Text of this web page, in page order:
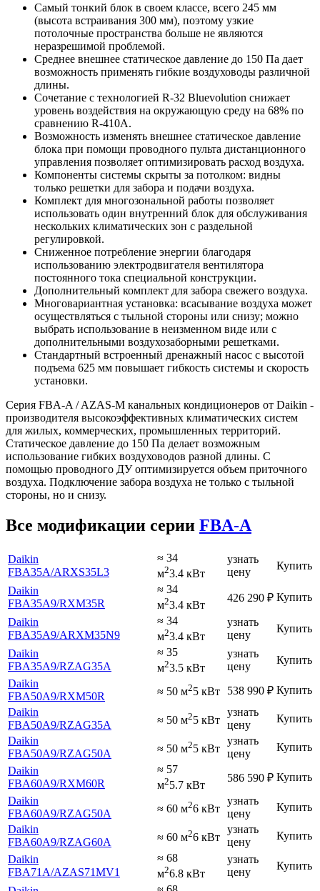
Самый тонкий блок в своем классе, всего 245 мм
(высота встраивания 300 мм), поэтому узкие
потолочные пространства больше не являются
неразрешимой проблемой.
Среднее внешнее статическое давление до 150 Па дает
возможность применять гибкие воздуховоды различной
длины.
Сочетание с технологией R-32 Bluevolution снижает
уровень воздействия на окружающую среду на 68% по
сравнению R-410A.
Возможность изменять внешнее статическое давление
блока при помощи проводного пульта дистанционного
управления позволяет оптимизировать расход воздуха.
Компоненты системы скрыты за потолком: видны
только решетки для забора и подачи воздуха.
Комплект для многозональной работы позволяет
использовать один внутренний блок для обслуживания
нескольких климатических зон с раздельной
регулировкой.
Сниженное потребление энергии благодаря
использованию электродвигателя вентилятора
постоянного тока специальной конструкции.
Дополнительный комплект для забора свежего воздуха.
Многовариантная установка: всасывание воздуха может
осуществляться с тыльной стороны или снизу; можно
выбрать использование в неизменном виде или с
дополнительными воздухозаборными решетками.
Стандартный встроенный дренажный насос с высотой
подъема 625 мм повышает гибкость системы и скорость
установки.
Серия FBA-A / AZAS-M канальных кондиционеров от Daikin -
производителя высокоэффективных климатических систем
для жилых, коммерческих, промышленных территорий.
Статическое давление до 150 Па делает возможным
использование гибких воздуховодов разной длины. С
помощью проводного ДУ оптимизируется объем приточного
воздуха. Подключение забора воздуха не только с тыльной
стороны, но и снизу.
Все модификации серии FBA-A
Daikin
FBA35A/ARXS35L3
≈ 34
м23.4 кВт
узнать
цену
Купить
Daikin
FBA35A9/RXM35R
≈ 34
м23.4 кВт
426 290 ₽ Купить
Daikin
FBA35A9/ARXM35N9
≈ 34
м23.4 кВт
узнать
цену
Купить
Daikin
FBA35A9/RZAG35A
≈ 35
м23.5 кВт
узнать
цену
Купить
Daikin
FBA50A9/RXM50R ≈ 50 м25 кВт 538 990 ₽ Купить
Daikin
FBA50A9/RZAG35A ≈ 50 м25 кВт
узнать
цену
Купить
Daikin
FBA50A9/RZAG50A ≈ 50 м25 кВт
узнать
цену
Купить
Daikin
FBA60A9/RXM60R
≈ 57
м25.7 кВт
586 590 ₽ Купить
Daikin
FBA60A9/RZAG50A ≈ 60 м26 кВт
узнать
цену
Купить
Daikin
FBA60A9/RZAG60A ≈ 60 м26 кВт
узнать
цену
Купить
Daikin
FBA71A/AZAS71MV1
≈ 68
м26.8 кВт
узнать
цену
Купить